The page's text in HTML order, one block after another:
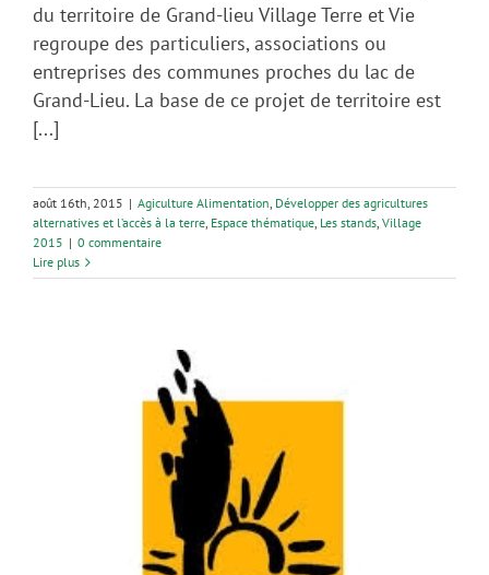
du territoire de Grand-lieu Village Terre et Vie
regroupe des particuliers, associations ou
entreprises des communes proches du lac de
Grand-Lieu. La base de ce projet de territoire est
[...]
août 16th, 2015 | Agiculture Alimentation Développer des agricultures
alternatives et l’accès à la terre Espace thématique Les stands Village
2015 | 0 commentaire
Lire plus